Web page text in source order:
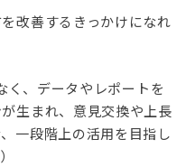
改善するきっかけになれ
く、データやレポートを
生まれ、意見交換や上長
一段階上の活用を目指し